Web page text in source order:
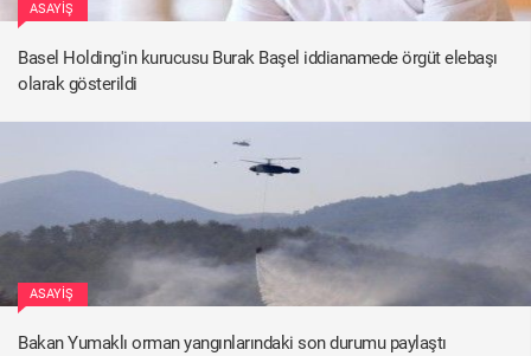
ASAYIŞ
Basel Holding'in kurucusu Burak Başel iddianamede örgüt elebaşı
olarak gösterildi
ASAYIŞ
Bakan Yumaklı orman yangınlarındaki son durumu paylaştı